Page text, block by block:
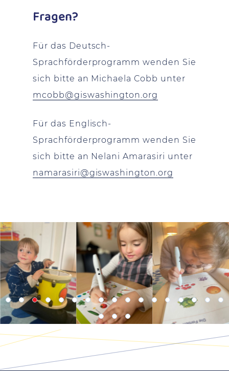
Fragen?
Für das Deutsch-
Sprachförderprogramm wenden Sie
sich bitte an Michaela Cobb unter
mcobb@giswashington.org
Für das Englisch-
Sprachförderprogramm wenden Sie
sich bitte an Nelani Amarasiri unter
namarasiri@giswashington.org